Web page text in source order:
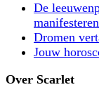
De
manifesteren
Dromen
Jouw
Over Scarlet